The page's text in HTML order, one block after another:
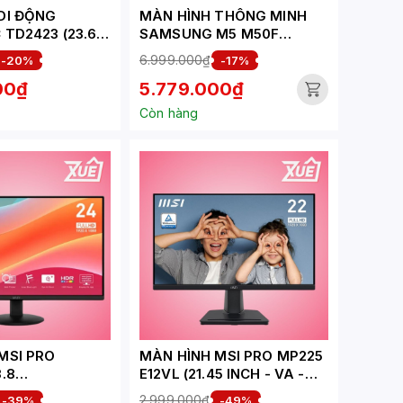
ĐỘNG
TD2423 (23.6
75HZ/7MS/2
-20%
MÀN HÌNH THÔNG MINH
SAMSUNG M5 M50F
LS32FM500EEXXV (32
INCH - VA - FHD - 60HZ -
4MS - SPEAKER)
6.999.000₫ -17%
5.779.000₫
Còn hàng
PRO
100HZ/1MS)
MÀN HÌNH MSI PRO MP225
E12VL (21.45 INCH - VA -
FHD - 120HZ - 1MS)
2.999.000₫